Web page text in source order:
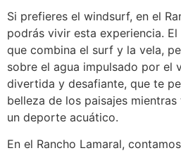
Si prefieres el windsurf, en el
podrás vivir esta experiencia.
que combina el surf y la vela,
sobre el agua impulsado por el
divertida y desafiante, que te
belleza de los paisajes
un deporte acuático.
En el Rancho Lamaral,